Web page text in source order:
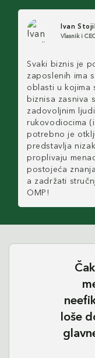
Ivan
Vlasnik i
Svaki biznis je
zaposlenih ima
oblasti u kojima
biznisa zasniva
zadovoljnim
rukovodiocima
potrebno je
predstavlja
proplivaju
postojeća
a zadržati
OMP!
loše